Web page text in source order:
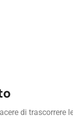
di trascorrere